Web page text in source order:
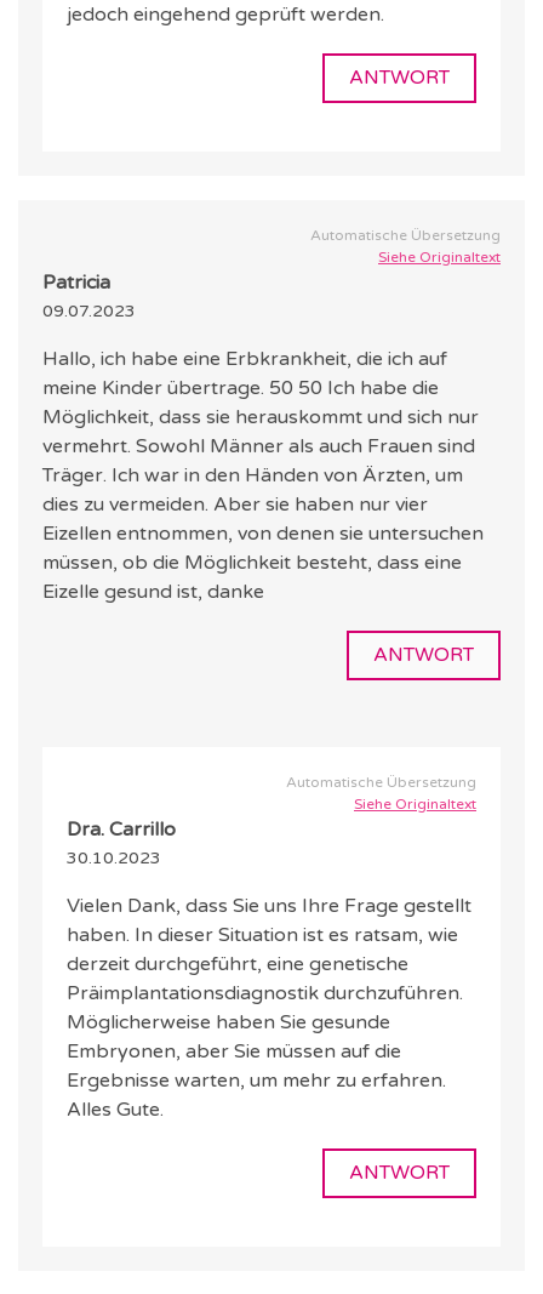
jedoch eingehend geprüft werden.
ANTWORT
Automatische Übersetzung
Siehe Originaltext
Patricia
09.07.2023
Hallo, ich habe eine Erbkrankheit, die ich auf
meine Kinder übertrage. 50 50 Ich habe die
Möglichkeit, dass sie herauskommt und sich nur
vermehrt. Sowohl Männer als auch Frauen sind
Träger. Ich war in den Händen von Ärzten, um
dies zu vermeiden. Aber sie haben nur vier
Eizellen entnommen, von denen sie untersuchen
müssen, ob die Möglichkeit besteht, dass eine
Eizelle gesund ist, danke
ANTWORT
Automatische Übersetzung
Siehe Originaltext
Dra. Carrillo
30.10.2023
Vielen Dank, dass Sie uns Ihre Frage gestellt
haben. In dieser Situation ist es ratsam, wie
derzeit durchgeführt, eine genetische
Präimplantationsdiagnostik durchzuführen.
Möglicherweise haben Sie gesunde
Embryonen, aber Sie müssen auf die
Ergebnisse warten, um mehr zu erfahren.
Alles Gute.
ANTWORT